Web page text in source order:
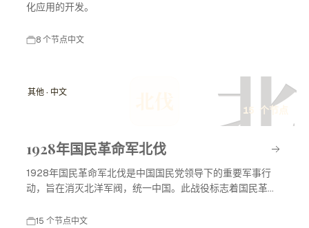
化应用的开发。
8 个节点中文
北
其他 · 中文
15 个节点
1928年国民革命军北伐
1928年国民革命军北伐是中国国民党领导下的重要军事行
动，旨在消灭北洋军阀，统一中国。此战役标志着国民革命
15 个节点中文